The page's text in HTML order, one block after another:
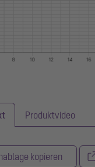
Produktvideo
kopieren